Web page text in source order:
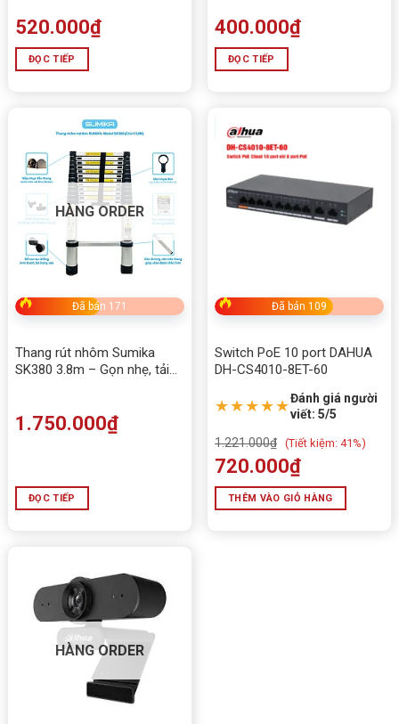
520.000₫
ĐỌC TIẾP
400.000₫
ĐỌC TIẾP
HÀNG ORDER
Đã bán 171
Thang rút nhôm Sumika
SK380 3.8m – Gọn nhẹ, tải
1.750.000₫
ĐỌC TIẾP
Đã bán 109
Switch PoE 10 port DAHUA
DH-CS4010-8ET-60
★★★★★Đánh giá người
viết: 5/5
1.221.000₫ (Tiết kiệm: 41%)
720.000₫
THÊM VÀO GIỎ HÀNG
HÀNG ORDER